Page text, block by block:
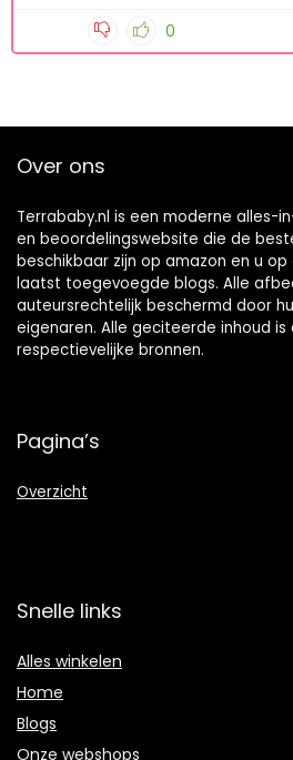
0
pin up
Over ons
Terrababy.nl is een moderne alles-
en beoordelingswebsite die de
beschikbaar zijn op amazon en u
laatst toegevoegde blogs. Alle
auteursrechtelijk beschermd door
eigenaren. Alle geciteerde inhoud is
respectievelijke bronnen.
Pagina’s
Overzicht
Snelle links
Alles winkelen
Home
Blogs
Onze webshops